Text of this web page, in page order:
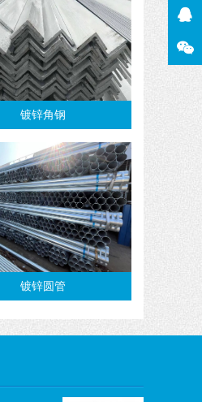
镀锌角钢
镀锌圆管